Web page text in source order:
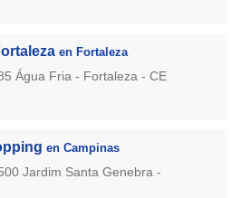
en Fortaleza
Água Fria - Fortaleza - CE
en Campinas
Jardim Santa Genebra -